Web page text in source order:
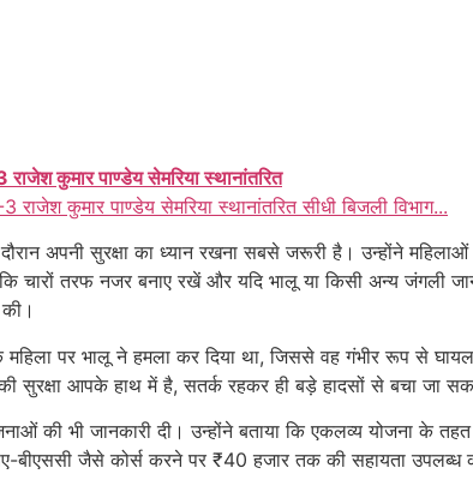
कुमार पाण्डेय सेमरिया स्थानांतरित
कुमार पाण्डेय सेमरिया स्थानांतरित सीधी बिजली विभाग...
अपनी सुरक्षा का ध्यान रखना सबसे जरूरी है। उन्होंने
चारों तरफ नजर बनाए रखें और यदि भालू या किसी अन्य जंगली
पर भालू ने हमला कर दिया था, जिससे वह गंभीर रूप से घायल
आपके हाथ में है, सतर्क रहकर ही बड़े हादसों से बचा जा
की भी जानकारी दी। उन्होंने बताया कि एकलव्य योजना के
जैसे कोर्स करने पर ₹40 हजार तक की सहायता उपलब्ध